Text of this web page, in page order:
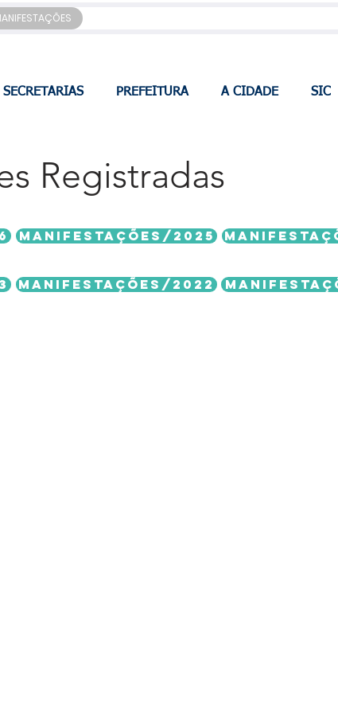
SECRETARIAS PREFEITURA A CIDADE SIC
Registradas
MANIFESTAÇÕES/2025
MANIFESTAÇÕES/2022